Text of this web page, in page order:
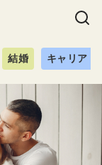
結婚 キャリア